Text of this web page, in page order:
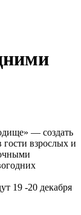
— создать
взрослых и
19 -20 декабря